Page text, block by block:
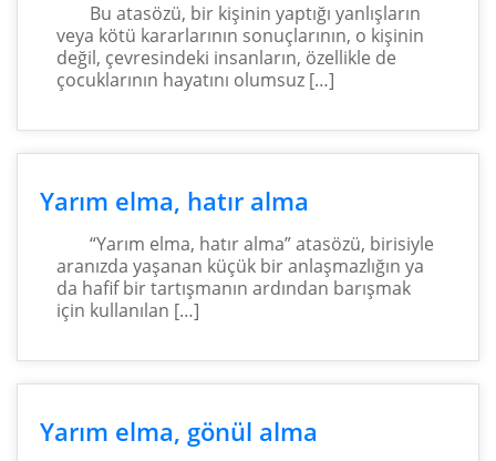
Bu atasözü, bir kişinin yaptığı yanlışların
veya kötü kararlarının sonuçlarının, o kişinin
değil, çevresindeki insanların, özellikle de
çocuklarının hayatını olumsuz […]
Yarım elma, hatır alma
“Yarım elma, hatır alma” atasözü, birisiyle
aranızda yaşanan küçük bir anlaşmazlığın ya
da hafif bir tartışmanın ardından barışmak
için kullanılan […]
Yarım elma, gönül alma